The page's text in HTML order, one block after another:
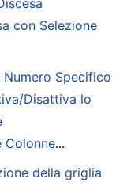
con Selezione
Specifico
Disattiva lo
Colonne...
della griglia